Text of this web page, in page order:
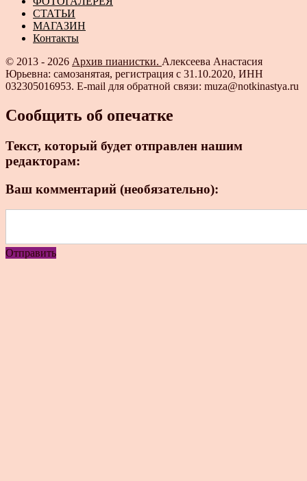
СТАТЬИ
МАГАЗИН
Контакты
© 2013 - 2026 Архив пианистки. Алексеева Анастасия
Юрьевна: самозанятая, регистрация с 31.10.2020, ИНН
032305016953. E-mail для обратной связи: muza@notkinastya.ru
Сообщить об опечатке
Текст, который будет отправлен нашим
редакторам:
Ваш комментарий (необязательно):
Отправить